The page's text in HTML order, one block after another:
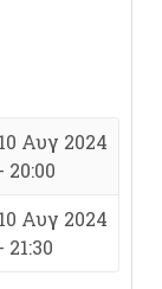
10 Αυγ 2024
- 20:00
10 Αυγ 2024
- 21:30